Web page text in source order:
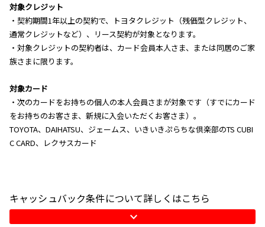
対象クレジット
・契約期間1年以上の契約で、トヨタクレジット（残価型クレジット、
通常クレジットなど）、リース契約が対象となります。
・対象クレジットの契約者は、カード会員本人さま、または同居のご家
族さまに限ります。
対象カード
・次のカードをお持ちの個人の本人会員さまが対象です（すでにカード
をお持ちのお客さま、新規に入会いただくお客さま）。
TOYOTA、DAIHATSU、ジェームス、いきいきぷらちな倶楽部のTS CUBI
C CARD、レクサスカード
キャッシュバック条件について詳しくはこちら